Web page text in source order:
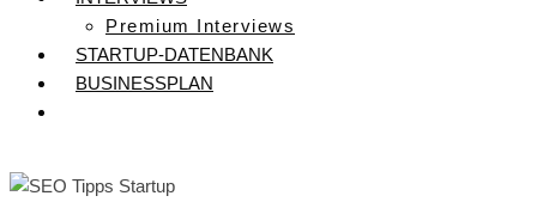
Premium Interviews
STARTUP-DATENBANK
BUSINESSPLAN